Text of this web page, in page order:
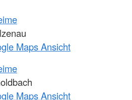
Maps Ansicht
Maps Ansicht